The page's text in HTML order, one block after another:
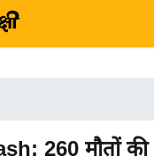
260 मौतों की